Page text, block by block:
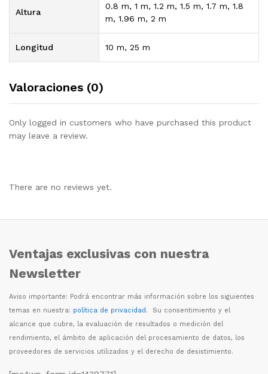
Altura
0.8 m, 1 m, 1.2 m, 1.5 m, 1.7 m, 1.8
m, 1.96 m, 2 m
Longitud 10 m, 25 m
Valoraciones (0)
Only logged in customers who have purchased this product
may leave a review.
There are no reviews yet.
Ventajas exclusivas con nuestra
Newsletter
Aviso importante: Podrá encontrar más información sobre los siguientes
temas en nuestra: política de privacidad. Su consentimiento y el
alcance que cubre, la evaluación de resultados o medición del
rendimiento, el ámbito de aplicación del procesamiento de datos, los
proveedores de servicios utilizados y el derecho de desistimiento.